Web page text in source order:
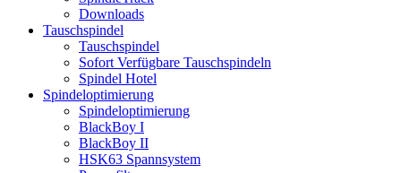
Downloads
Tauschspindel
Tauschspindel
Sofort Verfügbare Tauschspindeln
Spindel Hotel
Spindeloptimierung
Spindeloptimierung
BlackBoy I
BlackBoy II
HSK63 Spannsystem